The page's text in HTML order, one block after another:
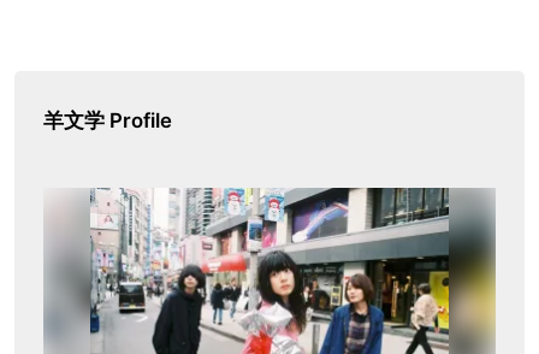
羊文学 Profile